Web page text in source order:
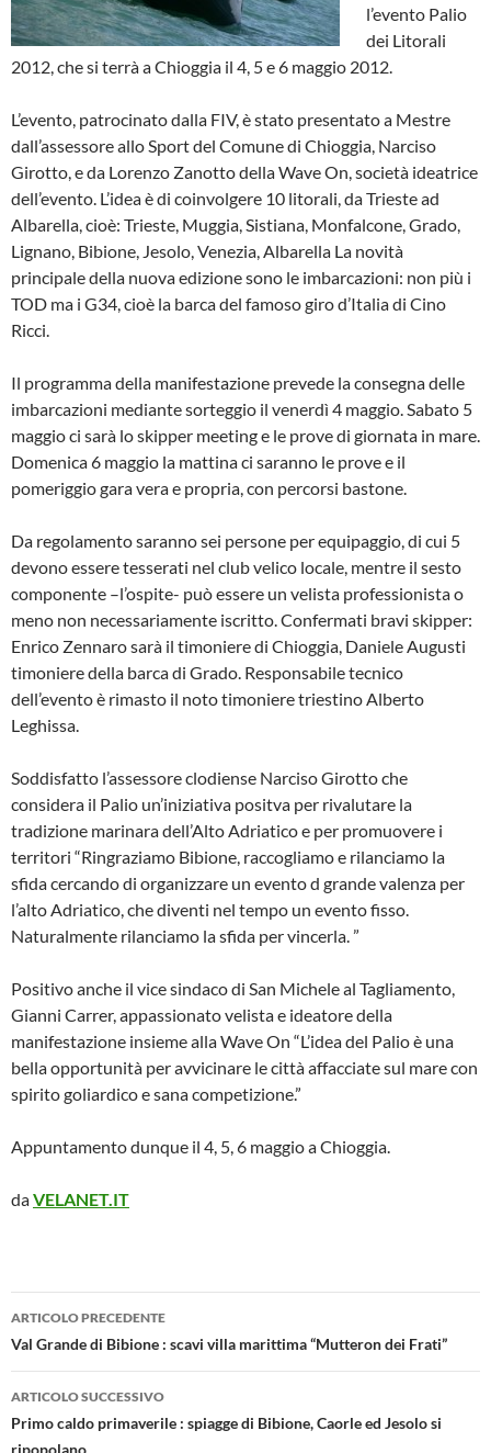
l’evento Palio
dei Litorali
2012, che si terrà a Chioggia il 4, 5 e 6 maggio 2012.
L’evento, patrocinato dalla FIV, è stato presentato a Mestre
dall’assessore allo Sport del Comune di Chioggia, Narciso
Girotto, e da Lorenzo Zanotto della Wave On, società ideatrice
dell’evento. L’idea è di coinvolgere 10 litorali, da Trieste ad
Albarella, cioè: Trieste, Muggia, Sistiana, Monfalcone, Grado,
Lignano, Bibione, Jesolo, Venezia, Albarella La novità
principale della nuova edizione sono le imbarcazioni: non più i
TOD ma i G34, cioè la barca del famoso giro d’Italia di Cino
Ricci.
Il programma della manifestazione prevede la consegna delle
imbarcazioni mediante sorteggio il venerdì 4 maggio. Sabato 5
maggio ci sarà lo skipper meeting e le prove di giornata in mare.
Domenica 6 maggio la mattina ci saranno le prove e il
pomeriggio gara vera e propria, con percorsi bastone.
Da regolamento saranno sei persone per equipaggio, di cui 5
devono essere tesserati nel club velico locale, mentre il sesto
componente –l’ospite- può essere un velista professionista o
meno non necessariamente iscritto. Confermati bravi skipper:
Enrico Zennaro sarà il timoniere di Chioggia, Daniele Augusti
timoniere della barca di Grado. Responsabile tecnico
dell’evento è rimasto il noto timoniere triestino Alberto
Leghissa.
Soddisfatto l’assessore clodiense Narciso Girotto che
considera il Palio un’iniziativa positva per rivalutare la
tradizione marinara dell’Alto Adriatico e per promuovere i
territori “Ringraziamo Bibione, raccogliamo e rilanciamo la
sfida cercando di organizzare un evento d grande valenza per
l’alto Adriatico, che diventi nel tempo un evento fisso.
Naturalmente rilanciamo la sfida per vincerla. ”
Positivo anche il vice sindaco di San Michele al Tagliamento,
Gianni Carrer, appassionato velista e ideatore della
manifestazione insieme alla Wave On “L’idea del Palio è una
bella opportunità per avvicinare le città affacciate sul mare con
spirito goliardico e sana competizione.”
Appuntamento dunque il 4, 5, 6 maggio a Chioggia.
daVELANET.IT
Navigazione
articolo
ARTICOLO PRECEDENTE
Val Grande di Bibione : scavi villa marittima “Mutteron dei Frati”
ARTICOLO SUCCESSIVO
Primo caldo primaverile : spiagge di Bibione, Caorle ed Jesolo si
ripopolano